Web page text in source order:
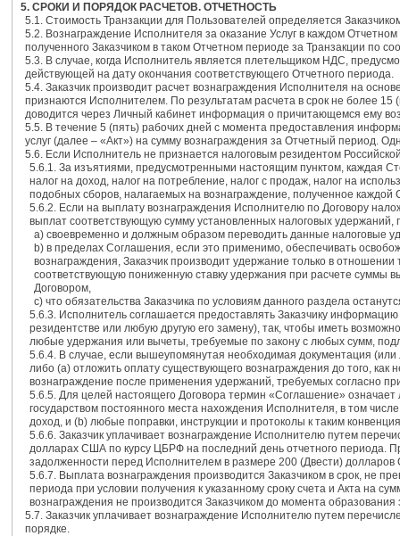
5. СРОКИ И ПОРЯДОК РАСЧЕТОВ. ОТЧЕТНОСТЬ
5.1. Стоимость Транзакции для Пользователей определяется
5.2. Вознаграждение Исполнителя за оказание Услуг в каждом
полученного Заказчиком в таком Отчетном периоде за Транзакции по
5.3. В случае, когда Исполнитель является плетельщиком НДС,
действующей на дату окончания соответствующего Отчетного периода.
5.4. Заказчик производит расчет вознаграждения Исполнителя на
признаются Исполнителем. По результатам расчета в срок не более
доводится через Личный кабинет информация о причитающемся ему
5.5. В течение 5 (пять) рабочих дней с момента предоставления
услуг (далее – «Акт») на сумму вознаграждения за Отчетный период.
5.6. Если Исполнитель не признается налоговым резидентом
5.6.1. За изъятиями, предусмотренными настоящим пунктом, каждая
налог на доход, налог на потребление, налог с продаж, налог на
подобных сборов, налагаемых на вознаграждение, полученное каждой
5.6.2. Если на выплату вознаграждения Исполнителю по Договору
выплат соответствующую сумму установленных налоговых удержаний,
а) своевременно и должным образом переводить данные налоговые
b) в пределах Соглашения, если это применимо, обеспечивать
вознаграждения, Заказчик производит удержание только в
соответствующую пониженную ставку удержания при расчете суммы
Договором,
c) что обязательства Заказчика по условиям данного раздела
5.6.3. Исполнитель соглашается предоставлять Заказчику
резидентстве или любую другую его замену), так, чтобы иметь
любые удержания или вычеты, требуемые по закону с любых сумм,
5.6.4. В случае, если вышеупомянутая необходимая документация
либо (а) отложить оплату существующего вознаграждения до того,
вознаграждение после применения удержаний, требуемых согласно
5.6.5. Для целей настоящего Договора термин «Соглашение»
государством постоянного места нахождения Исполнителя, в том
доход, и (b) любые поправки, инструкции и протоколы к таким
5.6.6. Заказчик уплачивает вознаграждение Исполнителю путем
долларах США по курсу ЦБРФ на последний день отчетного периода.
задолженности перед Исполнителем в размере 200 (Двести)
5.6.7. Выплата вознаграждения производится Заказчиком в срок, не
периода при условии получения к указанному сроку счета и Акта на
вознаграждения не производится Заказчиком до момента
5.7. Заказчик уплачивает вознаграждение Исполнителю путем
порядке.